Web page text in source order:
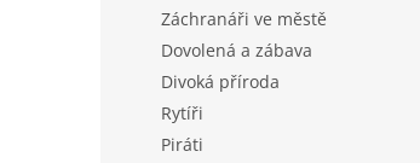
Záchranáři ve městě
Dovolená a zábava
Divoká příroda
Rytíři
Piráti